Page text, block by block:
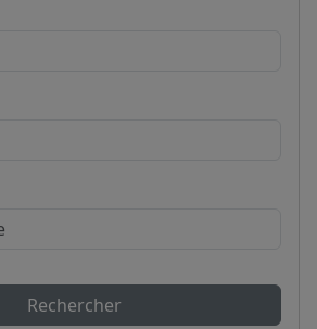
Rechercher